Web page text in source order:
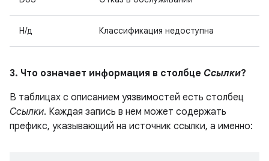
Н/д Классификация недоступна
3. Что означает информация в столбце Ссылки?
В таблицах с описанием уязвимостей есть столбец
Ссылки. Каждая запись в нем может содержать
префикс, указывающий на источник ссылки, а именно: